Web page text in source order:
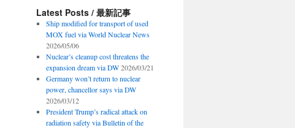
Latest Posts / 最新記事
Ship modified for transport of used
MOX fuel via World Nuclear News
2026/05/06
Nuclear’s cleanup cost threatens the
expansion dream via DW 2026/03/21
Germany won’t return to nuclear
power, chancellor says via DW
2026/03/12
President Trump’s radical attack on
radiation safety via Bulletin of the